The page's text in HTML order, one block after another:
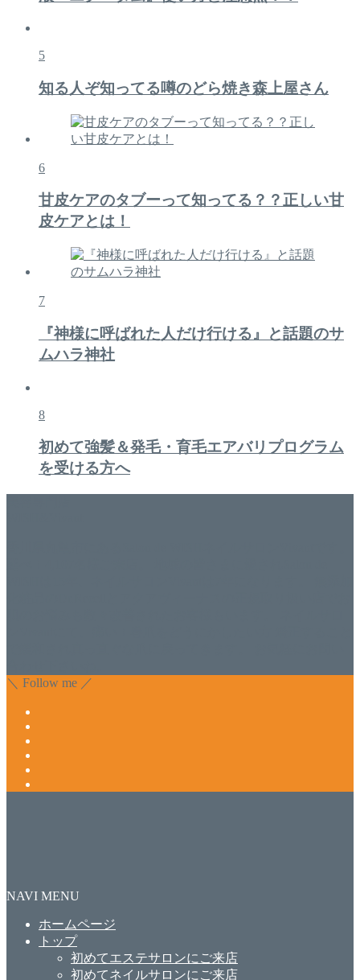
5
知る人ぞ知ってる噂のどら焼き森上屋さん
6
甘皮ケアのタブーって知ってる？？正しい甘
皮ケアとは！
7
『神様に呼ばれた人だけ行ける』と話題のサ
ムハラ神社
8
初めて強髪＆発毛・育毛エアバリプログラム
を受ける方へ
＼ Follow me ／
NAVI MENU
ホームページ
トップ
初めてエステサロンにご来店
初めてネイルサロンにご来店